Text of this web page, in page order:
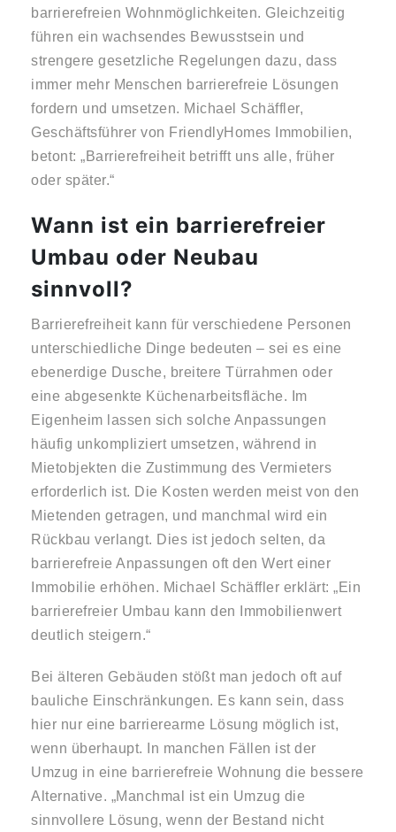
barrierefreien Wohnmöglichkeiten. Gleichzeitig
führen ein wachsendes Bewusstsein und
strengere gesetzliche Regelungen dazu, dass
immer mehr Menschen barrierefreie Lösungen
fordern und umsetzen. Michael Schäffler,
Geschäftsführer von FriendlyHomes Immobilien,
betont: „Barrierefreiheit betrifft uns alle, früher
oder später.“
Wann ist ein barrierefreier
Umbau oder Neubau
sinnvoll?
Barrierefreiheit kann für verschiedene Personen
unterschiedliche Dinge bedeuten – sei es eine
ebenerdige Dusche, breitere Türrahmen oder
eine abgesenkte Küchenarbeitsfläche. Im
Eigenheim lassen sich solche Anpassungen
häufig unkompliziert umsetzen, während in
Mietobjekten die Zustimmung des Vermieters
erforderlich ist. Die Kosten werden meist von den
Mietenden getragen, und manchmal wird ein
Rückbau verlangt. Dies ist jedoch selten, da
barrierefreie Anpassungen oft den Wert einer
Immobilie erhöhen. Michael Schäffler erklärt: „Ein
barrierefreier Umbau kann den Immobilienwert
deutlich steigern.“
Bei älteren Gebäuden stößt man jedoch oft auf
bauliche Einschränkungen. Es kann sein, dass
hier nur eine barrierearme Lösung möglich ist,
wenn überhaupt. In manchen Fällen ist der
Umzug in eine barrierefreie Wohnung die bessere
Alternative. „Manchmal ist ein Umzug die
sinnvollere Lösung, wenn der Bestand nicht